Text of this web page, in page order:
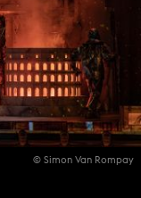
© Simon Van Rompay